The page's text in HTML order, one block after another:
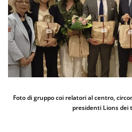
Foto di gruppo coi relatori al centro,
presidenti Lions dei